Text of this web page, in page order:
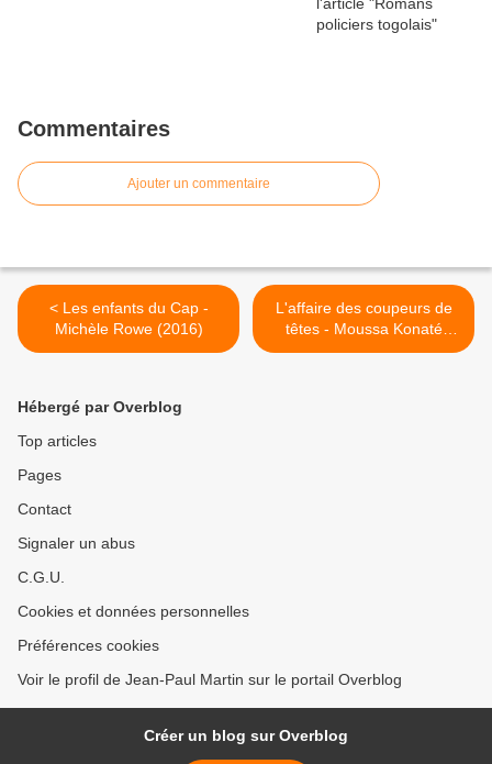
Commentaires
Ajouter un commentaire
< Les enfants du Cap -
Michèle Rowe (2016)
L'affaire des coupeurs de
têtes - Moussa Konaté
(2015) >
Hébergé par Overblog
Top articles
Pages
Contact
Signaler un abus
C.G.U.
Cookies et données personnelles
Préférences cookies
Voir le profil de Jean-Paul Martin sur le portail Overblog
Créer un blog sur Overblog